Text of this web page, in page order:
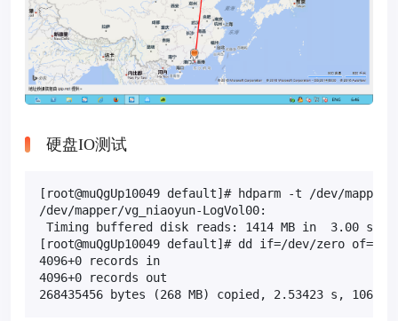
硬盘IO测试
[root@muQgUp10049 default]# hdparm -t /dev/mapper/
/dev/mapper/vg_niaoyun-LogVol00:
Timing buffered disk reads: 1414 MB in  3.00
[root@muQgUp10049 default]# dd if=/dev/zero
4096+0 records in
4096+0 records out
268435456 bytes (268 MB) copied, 2.53423 s, 106